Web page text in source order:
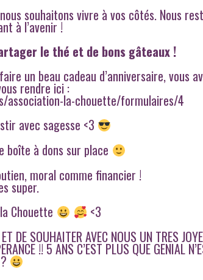
souhaitons vivre à vos côtés. Nous
à l’avenir !
le thé et de bons gâteaux !
un beau cadeau d’anniversaire, vous
rendre ici :
association-la-chouette/formulaires/4
avec sagesse <3
boîte à dons sur place
moral comme financier !
super.
Chouette
<3
DE SOUHAITER AVEC NOUS UN TRES
!! 5 ANS C’EST PLUS QUE GENIAL